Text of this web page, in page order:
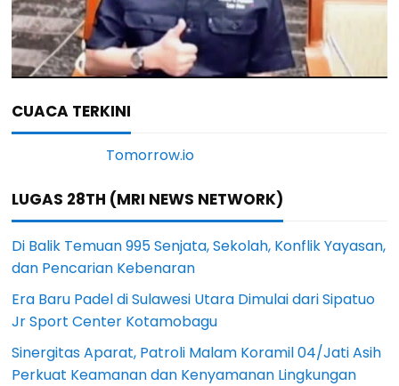
CUACA TERKINI
LUGAS 28TH (MRI NEWS NETWORK)
Di Balik Temuan 995 Senjata, Sekolah, Konflik Yayasan,
dan Pencarian Kebenaran
Era Baru Padel di Sulawesi Utara Dimulai dari Sipatuo
Jr Sport Center Kotamobagu
Sinergitas Aparat, Patroli Malam Koramil 04/Jati Asih
Perkuat Keamanan dan Kenyamanan Lingkungan